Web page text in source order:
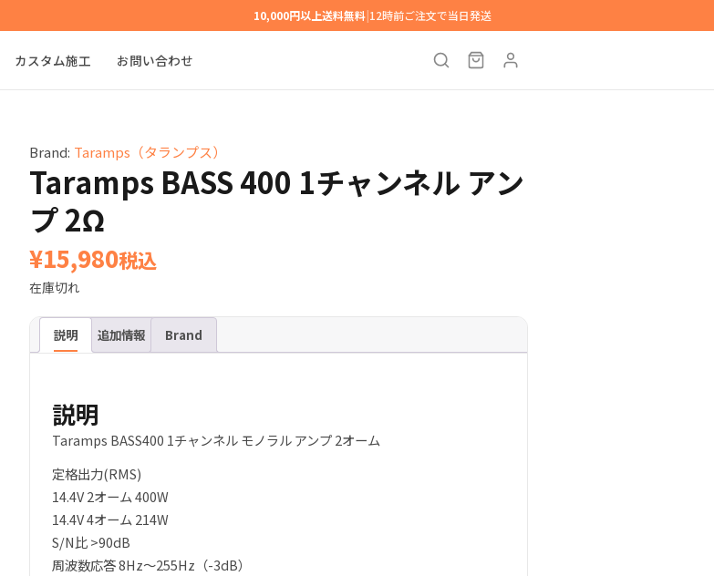
10,000円以上送料無料|12時前ご注文で当日発送
カスタム施工 お問い合わせ
Brand: Taramps（タランプス）
Taramps BASS 400 1チャンネル アン
プ 2Ω
¥15,980税込
在庫切れ
説明 追加情報 Brand
説明
Taramps BASS400 1チャンネル モノラル アンプ 2オーム
定格出力(RMS)
14.4V 2オーム 400W
14.4V 4オーム 214W
S/N比 >90dB
周波数応答 8Hz～255Hz（-3dB）